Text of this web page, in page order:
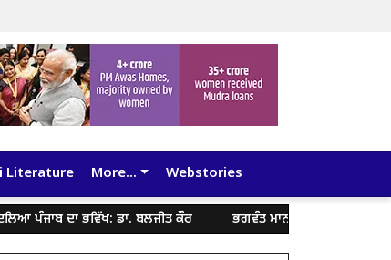
Literature More... Webstories
ਭਵਿੱਖ: ਡਾ. ਬਲਜੀਤ ਕੌਰ ਭਗਵੰਤ ਮਾਨ ਸਰਕਾਰ ਵੱਲੋਂ ਅੰਮ੍ਰਿਤਸਰ ਵਿੱਚ